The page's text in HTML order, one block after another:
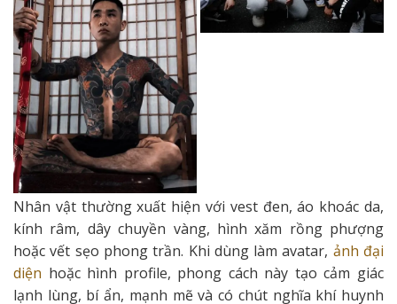
Nhân vật thường xuất hiện với vest đen, áo khoác da,
kính râm, dây chuyền vàng, hình xăm rồng phượng
hoặc vết sẹo phong trần. Khi dùng làm avatar, ảnh đại
diện hoặc hình profile, phong cách này tạo cảm giác
lạnh lùng, bí ẩn, mạnh mẽ và có chút nghĩa khí huynh